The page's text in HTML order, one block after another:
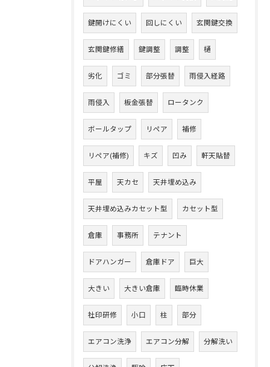
鍵開けにくい 回しにくい 玄関鍵交換
玄関鍵修繕 鍵調整 調整 樋
劣化 ゴミ 部分張替 雨侵入経路
雨侵入 板金張替 ロータンク
ボールタップ リペア 補修
リペア(補修) キズ 凹み 軒天貼替
平屋 天カセ 天井埋め込み
天井埋め込みカセット型 カセット型
倉庫 事務所 テナント
ドアハンガー 倉庫ドア 巨大
大きい 大きい倉庫 臨時休業
社印研修 小口 柱 部分
エアコン洗浄 エアコン分解 分解洗い